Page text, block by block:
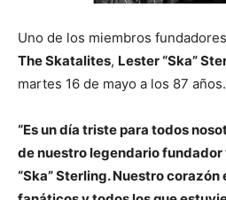
Uno de los miembros
The Skatalites, Lester “Ska”
martes 16 de mayo a los 87 años.
“Es un día triste para todos
de nuestro legendario
“Ska” Sterling. Nuestro